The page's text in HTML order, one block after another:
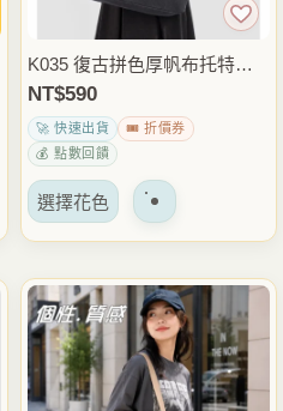
頁
上
擇
K035 復古拼色厚帆布托特包
｜大容量肩背包 通勤外出包
NT$590
🚀 快速出貨
🎟️ 折價券
💰 點數回饋
選擇花色 該
有
多
變
體。